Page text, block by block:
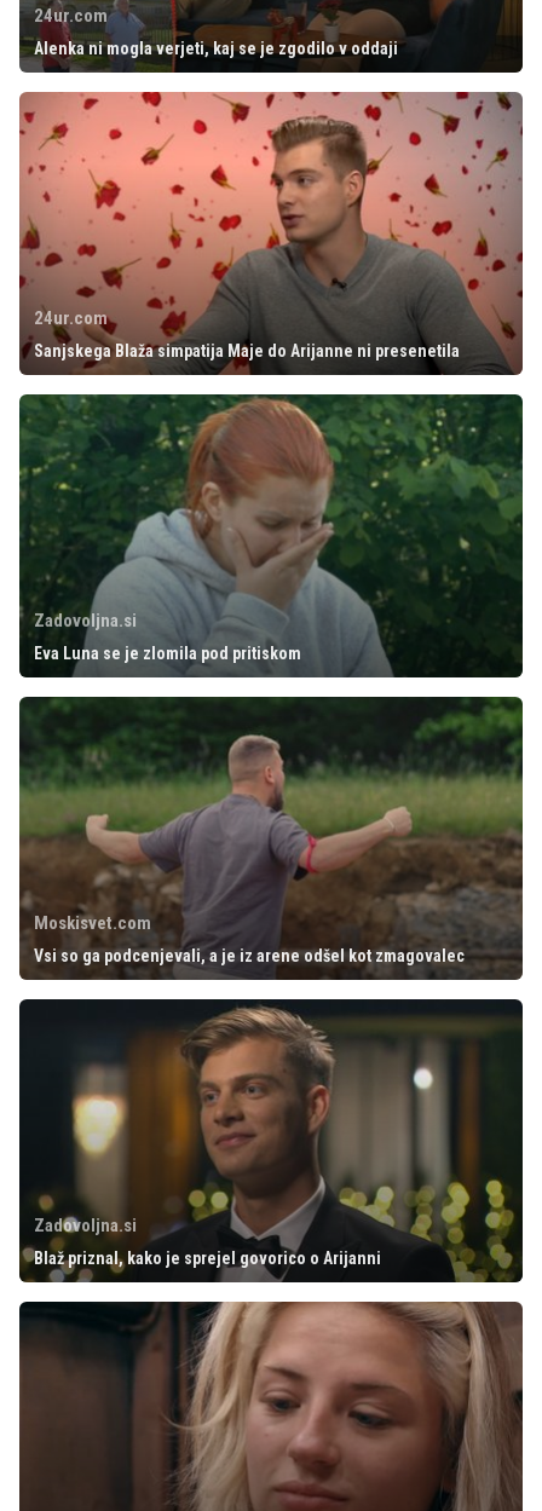
24ur.com
Alenka ni mogla verjeti, kaj se je zgodilo v oddaji
24ur.com
Sanjskega Blaža simpatija Maje do Arijanne ni presenetila
Zadovoljna.si
Eva Luna se je zlomila pod pritiskom
Moskisvet.com
Vsi so ga podcenjevali, a je iz arene odšel kot zmagovalec
Zadovoljna.si
Blaž priznal, kako je sprejel govorico o Arijanni